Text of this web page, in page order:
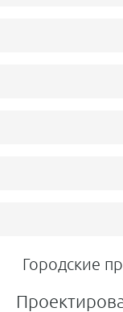
Городские